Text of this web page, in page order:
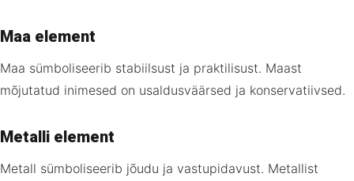
Maa element
Maa sümboliseerib stabiilsust ja praktilisust. Maast
mõjutatud inimesed on usaldusväärsed ja konservatiivsed.
Metalli element
Metall sümboliseerib jõudu ja vastupidavust. Metallist